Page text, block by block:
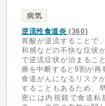
病気
逆流性食道炎 (360)
胃酸が逆流することで
和感などの不快な症状
で逆流症状が治まるこ
療を中断すると9割が再
食道がんになるリスク
することもあるため、
密には内視鏡で食道粘